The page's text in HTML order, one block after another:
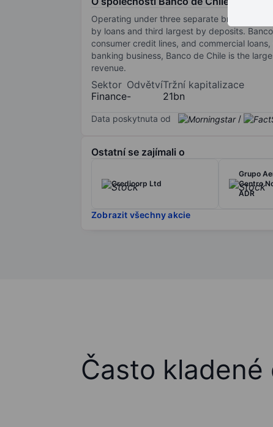
Operating under three separate brand
by loans and third largest by deposits.
consumer credit lines, and commercial
banking business, Banco de Chile is the
revenue.
Sektor
Finance
Odvětví
-
Tržní kapitalizace
21bn
Data poskytnuta od /
Ostatní se zajímali o
Credicorp Ltd
Grupo
Centro
ADR
Zobrazit všechny akcie
Často kladené